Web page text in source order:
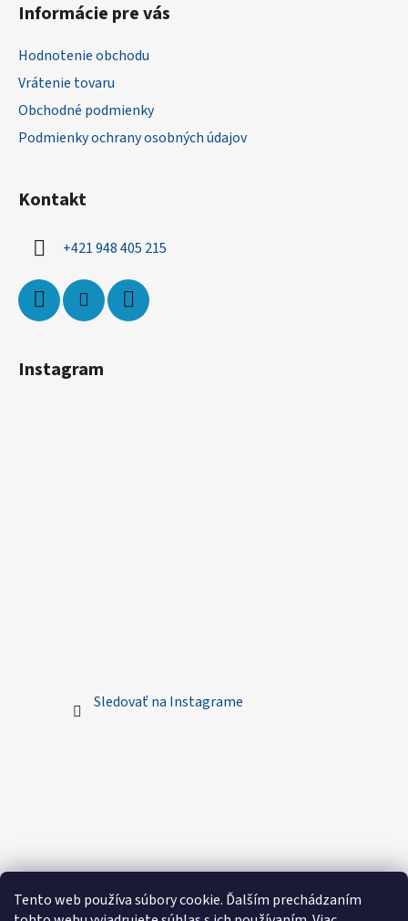
Tento web používa súbory cookie. Ďalším prechádzaním
Informácie pre vás
Hodnotenie obchodu
Vrátenie tovaru
Obchodné podmienky
Podmienky ochrany osobných údajov
Kontakt
+421 948 405 215
Instagram
Sledovať na Instagrame